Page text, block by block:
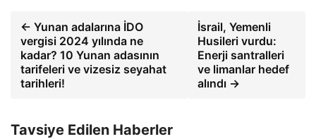
← Yunan adalarına İDO
vergisi 2024 yılında ne
kadar? 10 Yunan adasının
tarifeleri ve vizesiz seyahat
tarihleri!
İsrail, Yemenli
Husileri vurdu:
Enerji santralleri
ve limanlar hedef
alındı →
Tavsiye Edilen Haberler